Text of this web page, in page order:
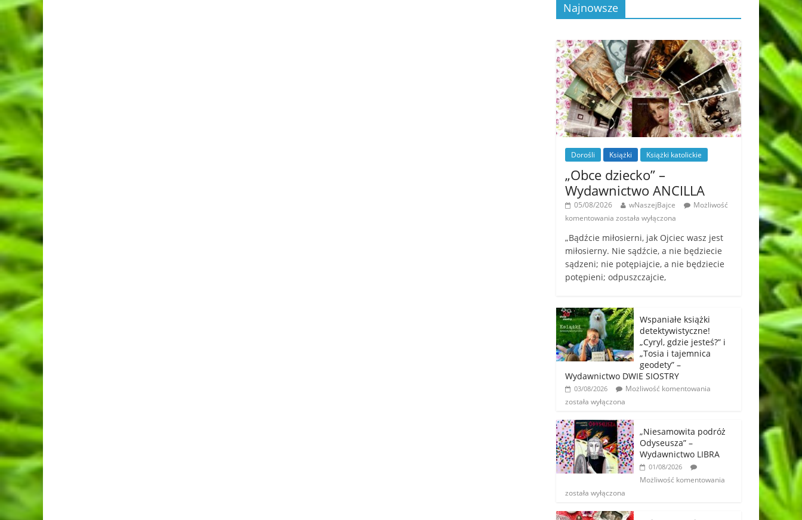
Najnowsze
Dorośli Książki Książki katolickie
„Obce dziecko” –
Wydawnictwo ANCILLA
05/08/2026 wNaszejBajce
Możliwość
komentowania została wyłączona
„Bądźcie miłosierni, jak Ojciec wasz jest
miłosierny. Nie sądźcie, a nie będziecie
sądzeni; nie potępiajcie, a nie będziecie
potępieni; odpuszczajcie,
Wspaniałe książki
detektywistyczne!
„Cyryl, gdzie jesteś?” i
„Tosia i tajemnica
geodety” –
Wydawnictwo DWIE SIOSTRY
03/08/2026
Możliwość komentowania
została wyłączona
„Niesamowita podróż
Odyseusza” –
Wydawnictwo LIBRA
01/08/2026
Możliwość komentowania
została wyłączona